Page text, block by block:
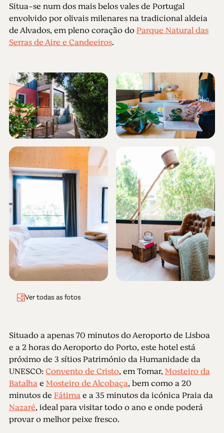
Situa-se num dos mais belos vales de Portugal
envolvido por olivais milenares na tradicional aldeia
de Alvados, em pleno coração doParque Natural das
Serras de Aire e Candeeiros.
Ver todas as fotos
Situado a apenas 70 minutos do Aeroporto de Lisboa
e a 2 horas do Aeroporto do Porto, este hotel está
próximo de 3 sítios Património da Humanidade da
UNESCO:Convento de Cristo, em Tomar,Mosteiro da
Batalhae Mosteiro de Alcobaça, bem como a 20
minutos de Fátimae a 35 minutos da icónica Praia da
Nazaré, ideal para visitar todo o ano e onde poderá
provar o melhor peixe fresco.